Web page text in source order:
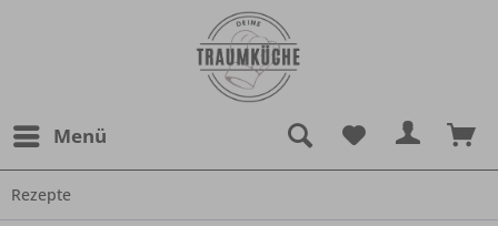
Menü
Rezepte